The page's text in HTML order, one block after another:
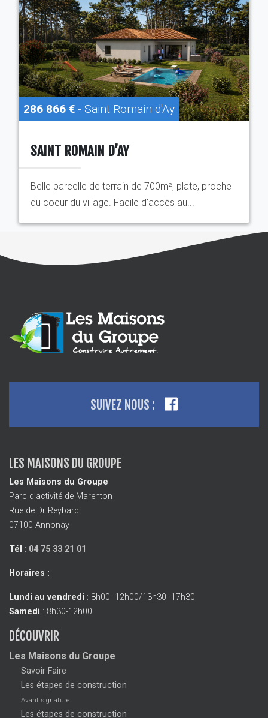
286 866 € - Saint Romain d'Ay
SAINT ROMAIN D’AY
Belle parcelle de terrain de 700m², plate, proche
du coeur du village. Facile d’accès au...
SUIVEZ NOUS :
LES MAISONS DU GROUPE
Les Maisons du Groupe
Parc d’activité de Marenton
Rue de Dr Reybard
07100 Annonay
Tél : 04 75 33 21 01
Horaires :
Lundi au vendredi : 8h00 -12h00/13h30 -17h30
Samedi : 8h30-12h00
DÉCOUVRIR
Les Maisons du Groupe
Savoir Faire
Les étapes de construction
Avant signature
Les étapes de construction